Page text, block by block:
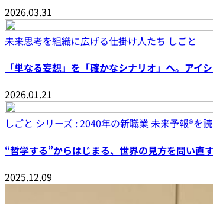
2026.03.31
未来思考を組織に広げる仕掛け人たち しごと
「単なる妄想」を「確かなシナリオ」へ。ア
2026.01.21
しごと シリーズ : 2040年の新職業 未来予報®︎を
“哲学する”からはじまる、世界の見方を問い直
2025.12.09